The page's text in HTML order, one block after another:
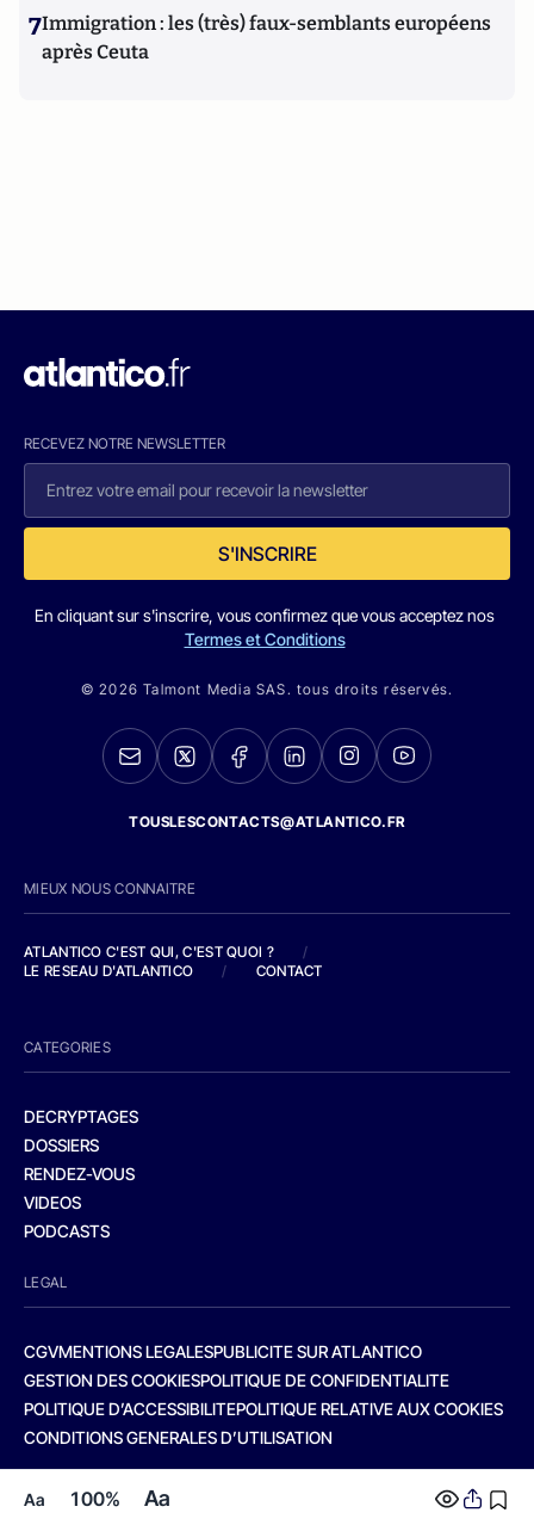
Aa 100% Aa
7Immigration : les (très) faux-semblants européens
après Ceuta
RECEVEZ NOTRE NEWSLETTER
S'INSCRIRE
En cliquant sur s'inscrire, vous confirmez que vous acceptez nos
Termes et Conditions
© 2026 Talmont Media SAS. tous droits réservés.
TOUSLESCONTACTS@ATLANTICO.FR
MIEUX NOUS CONNAITRE
ATLANTICO C'EST QUI, C'EST QUOI ?
/
LE RESEAU D'ATLANTICO
/ CONTACT
CATEGORIES
DECRYPTAGES
DOSSIERS
RENDEZ-VOUS
VIDEOS
PODCASTS
LEGAL
CGVMENTIONS LEGALESPUBLICITE SUR ATLANTICO
GESTION DES COOKIESPOLITIQUE DE CONFIDENTIALITE
POLITIQUE D’ACCESSIBILITEPOLITIQUE RELATIVE AUX COOKIES
CONDITIONS GENERALES D’UTILISATION